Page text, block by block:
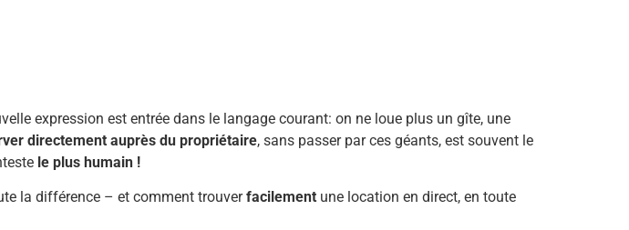
expression est entrée dans le langage courant: on ne loue plus un gîte, une
directement auprès du propriétaire, sans passer par ces géants, est souvent le
le plus humain !
la différence – et comment trouverfacilement une location en direct, en toute